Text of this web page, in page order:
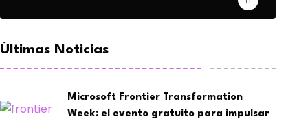
Últimas Noticias
Microsoft Frontier Transformation
Week: el evento gratuito para impulsar